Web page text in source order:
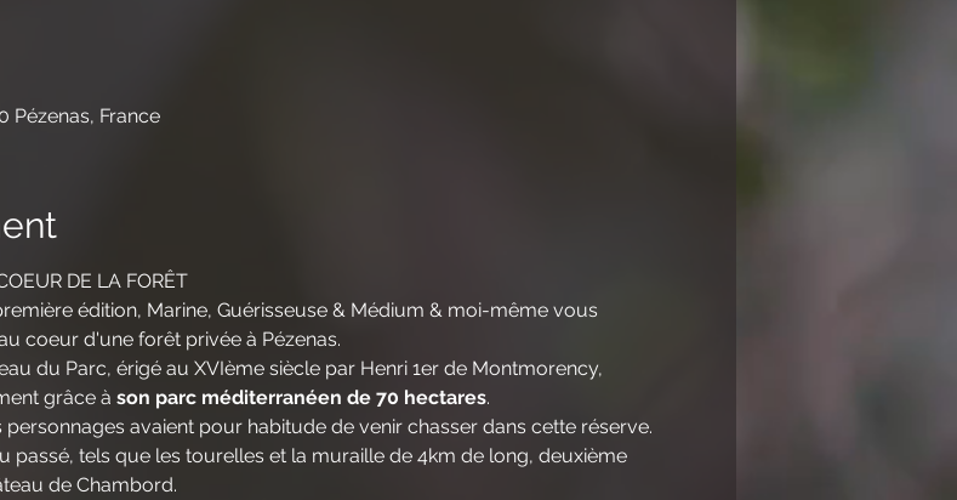
Pézenas, France
DE LA FORÊT
édition, Marine, Guérisseuse & Médium & moi-même vous
coeur d'une forêt privée à Pézenas.
du Parc, érigé au XVIème siècle par Henri 1er de Montmorency,
grâce à son parc méditerranéen de 70 hectares.
avaient pour habitude de venir chasser dans cette réserve.
passé, tels que les tourelles et la muraille de 4km de long, deuxième
de Chambord.